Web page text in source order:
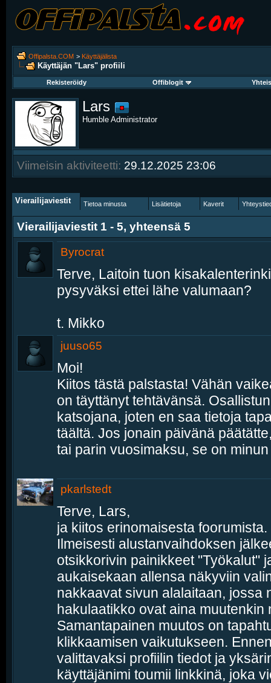
Offipalsta.COM > Käyttäjälista
Käyttäjän "Lars" profiili
Rekisteröidy Offiblogit
Lars
Humble Administrator
Viimeisin aktiviteetti: 29.12.2025 23:06
Vierailijaviestit Tietoa minusta Lisätietoja Kaverit
Vierailijaviestit 1 - 5, yhteensä 5
Byrocrat
Terve, Laitoin tuon
pysyväksi ettei lähe valumaan?
t. Mikko
juuso65
Moi!
Kiitos tästä palstasta! Vähän
on täyttänyt tehtävänsä.
katsojana, joten en saa tietoja
täältä. Jos jonain päivänä
tai parin vuosimaksu, se on
pkarlstedt
Terve, Lars,
ja kiitos erinomaisesta foorumista.
Ilmeisesti alustanvaihdoksen
otsikkorivin painikkeet "Työkalut"
aukaisekaan allensa näkyviin
nakkaavat sivun alalaitaan, jossa
hakulaatikko ovat aina muutenkin
Samantapainen muutos on
klikkaamisen vaikutukseen.
valittavaksi profiilin tiedot ja
käyttäjänimi toumii linkkinä, joka